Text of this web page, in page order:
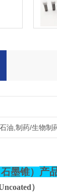
油,制药/生物制
墨锥） 产
）